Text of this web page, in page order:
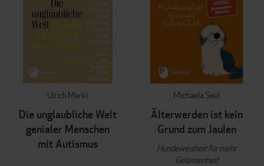
Ulrich Merkl
Die unglaubliche Welt
genialer Menschen
mit Autismus
Michaela Seul
Älterwerden ist kein
Grund zum Jaulen
Hundeweisheit für mehr
Gelassenheit